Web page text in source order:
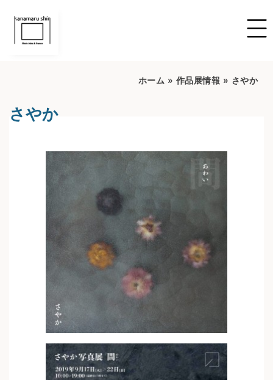
ホーム » 作品展情報 » さやか
さやか